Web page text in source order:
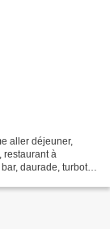
aller déjeuner,
restaurant à
daurade, turbot,